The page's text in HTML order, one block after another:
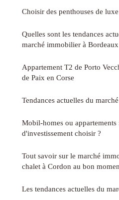
Choisir des penthouses de
Quelles sont les tendances
marché immobilier à Bordeaux
Appartement T2 de Porto
de Paix en Corse
Tendances actuelles du
Mobil-homes ou
d'investissement choisir ?
Tout savoir sur le marché
chalet à Cordon au bon
Les tendances actuelles du